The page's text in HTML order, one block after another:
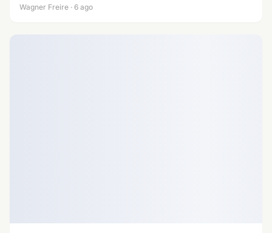
Wagner Freire · 6 ago